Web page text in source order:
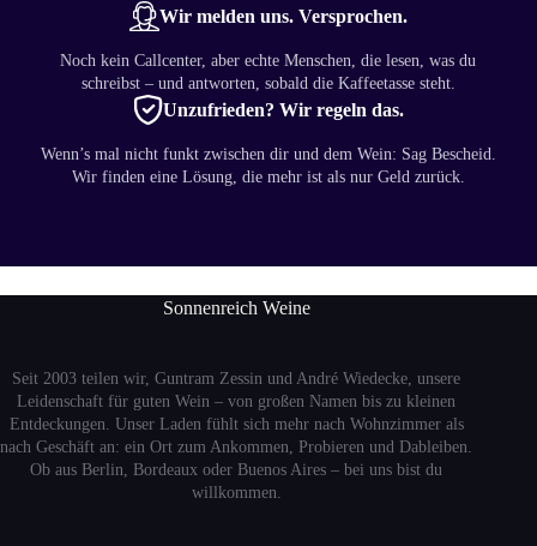
Wir melden uns. Versprochen.
Noch kein Callcenter, aber echte Menschen, die lesen, was du
schreibst – und antworten, sobald die Kaffeetasse steht.
Unzufrieden? Wir regeln das.
Wenn’s mal nicht funkt zwischen dir und dem Wein: Sag Bescheid.
Wir finden eine Lösung, die mehr ist als nur Geld zurück.
Sonnenreich Weine
Seit 2003 teilen wir, Guntram Zessin und André Wiedecke, unsere
Leidenschaft für guten Wein – von großen Namen bis zu kleinen
Entdeckungen. Unser Laden fühlt sich mehr nach Wohnzimmer als
nach Geschäft an: ein Ort zum Ankommen, Probieren und Dableiben.
Ob aus Berlin, Bordeaux oder Buenos Aires – bei uns bist du
willkommen.